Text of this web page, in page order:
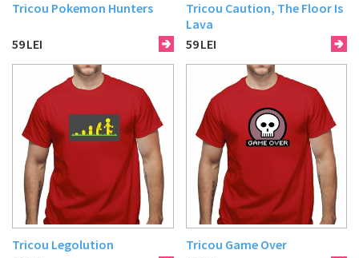
Tricou Pokemon Hunters
59LEI
Tricou Caution, The Floor Is
Lava
59LEI
Tricou Legolution
Tricou Game Over